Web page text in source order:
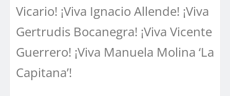
Vicario! ¡Viva Ignacio Allende! ¡Viva
Gertrudis Bocanegra! ¡Viva Vicente
Guerrero! ¡Viva Manuela Molina ‘La
Capitana’!